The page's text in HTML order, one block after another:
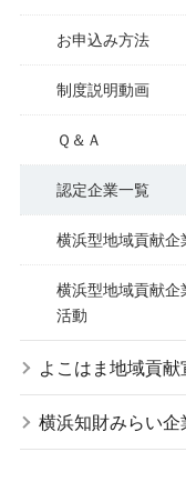
お申込み方法
制度説明動画
Ｑ＆Ａ
認定企業一覧
横浜型地域貢献
横浜型地域貢献企
活動
よこはま地域貢献
横浜知財みらい企